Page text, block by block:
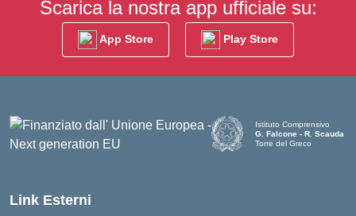
Scarica la nostra app ufficiale su:
App Store Play Store
Istituto Comprensivo
G. Falcone - R. Scauda
Torre del Greco
Link Esterni